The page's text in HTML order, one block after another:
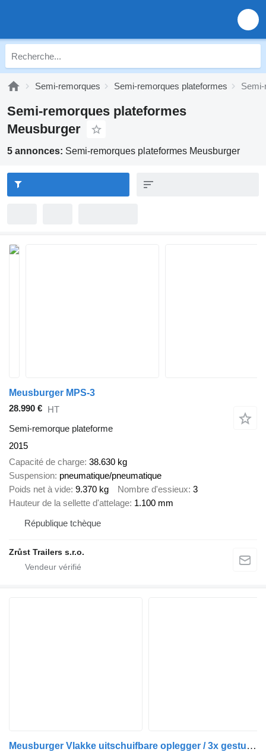
Semi-remorques Semi-remorques plateformes
Semi-remorques plateformes
Meusburger
5 annonces: Semi-remorques plateformes Meusburger
Meusburger MPS-3
28.990 € HT
Semi-remorque plateforme
2015
Capacité de charge 38.630 kg
Suspension pneumatique/pneumatique
Poids net à vide 9.370 kg Nombre d'essieux 3
Hauteur de la sellette d'attelage 1.100 mm
République tchèque
Zrůst Trailers s.r.o.
Meusburger Vlakke uitschuifbare oplegger / 3x gestuurd